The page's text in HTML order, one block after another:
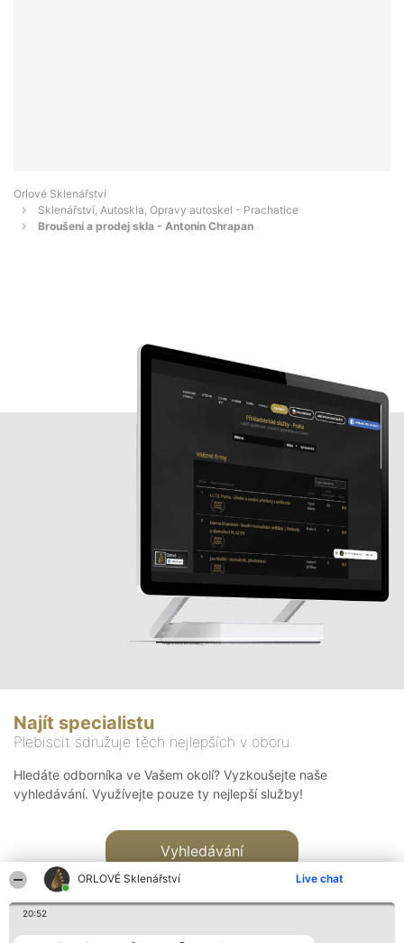
ORLOVÉ Sklenářství Live chat
20:52
Orlové Sklenářství
Sklenářství, Autoskla, Opravy autoskel - Prachatice
Broušení a prodej skla - Antonín Chrapan
Najít specialistu
Plebiscit sdružuje těch nejlepších v oboru
Hledáte odborníka ve Vašem okolí? Vyzkoušejte naše
vyhledávání. Využívejte pouze ty nejlepší služby!
Vyhledávání